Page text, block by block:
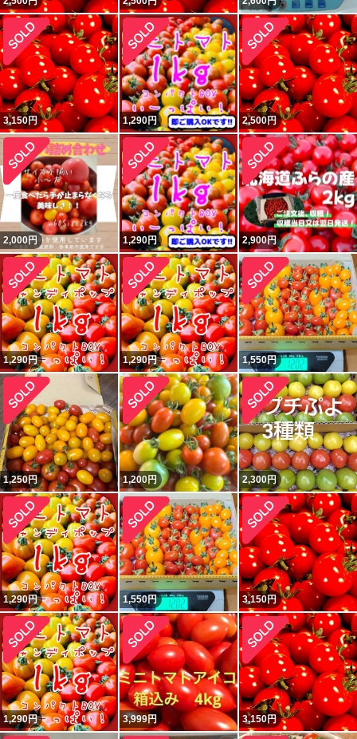
3,150円 1,290円 2,500円
2,000円 1,290円 2,900円
1,290円 1,290円 1,550円
1,250円 1,200円 2,300円
1,290円 1,550円 3,150円
1,290円 3,999円 3,150円